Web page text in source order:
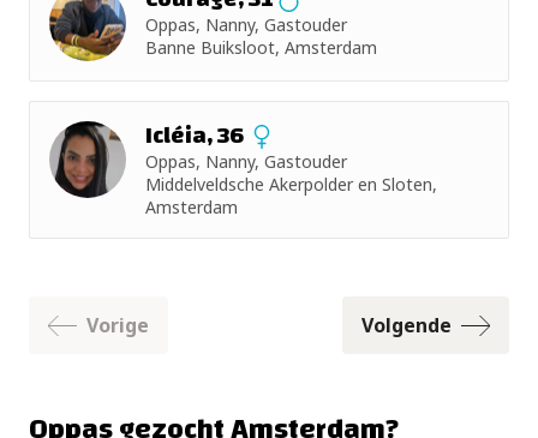
Oppas, Nanny, Gastouder
Banne Buiksloot, Amsterdam
Icléia, 36
Oppas, Nanny, Gastouder
Middelveldsche Akerpolder en Sloten,
Amsterdam
Vorige Volgende